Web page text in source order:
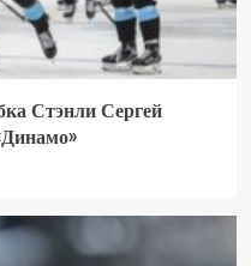
Стэнли Сергей